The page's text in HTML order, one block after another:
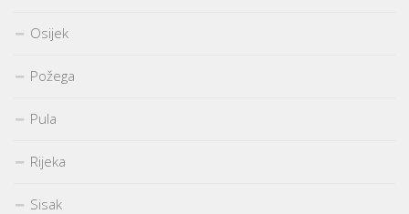
Osijek
Požega
Pula
Rijeka
Sisak